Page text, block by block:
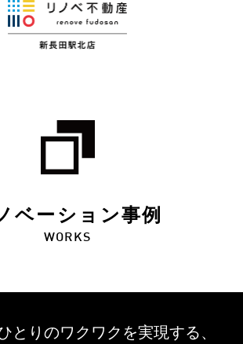
ベーション事例
WORKS
とりのワクワクを実現する、